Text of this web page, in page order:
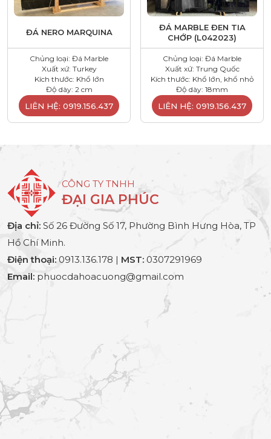
ĐÁ NERO MARQUINA
Chủng loại: Đá Marble
Xuất xứ: Turkey
Kích thước: Khổ lớn
Độ dày: 2 cm
LIÊN HỆ: 0919.156.437
ĐÁ MARBLE ĐEN TIA
CHỚP (L042023)
Chủng loại: Đá Marble
Xuất xứ: Trung Quốc
Kích thước: Khổ lớn, khổ nhỏ
Độ dày: 18mm
LIÊN HỆ: 0919.156.437
CÔNG TY TNHH
ĐẠI GIA PHÚC
Địa chỉ: Số 26 Đường Số 17, Phường Bình Hưng Hòa, TP
Hồ Chí Minh.
Điện thoại: 0913.136.178 | MST: 0307291969
Email: phuocdahoacuong@gmail.com